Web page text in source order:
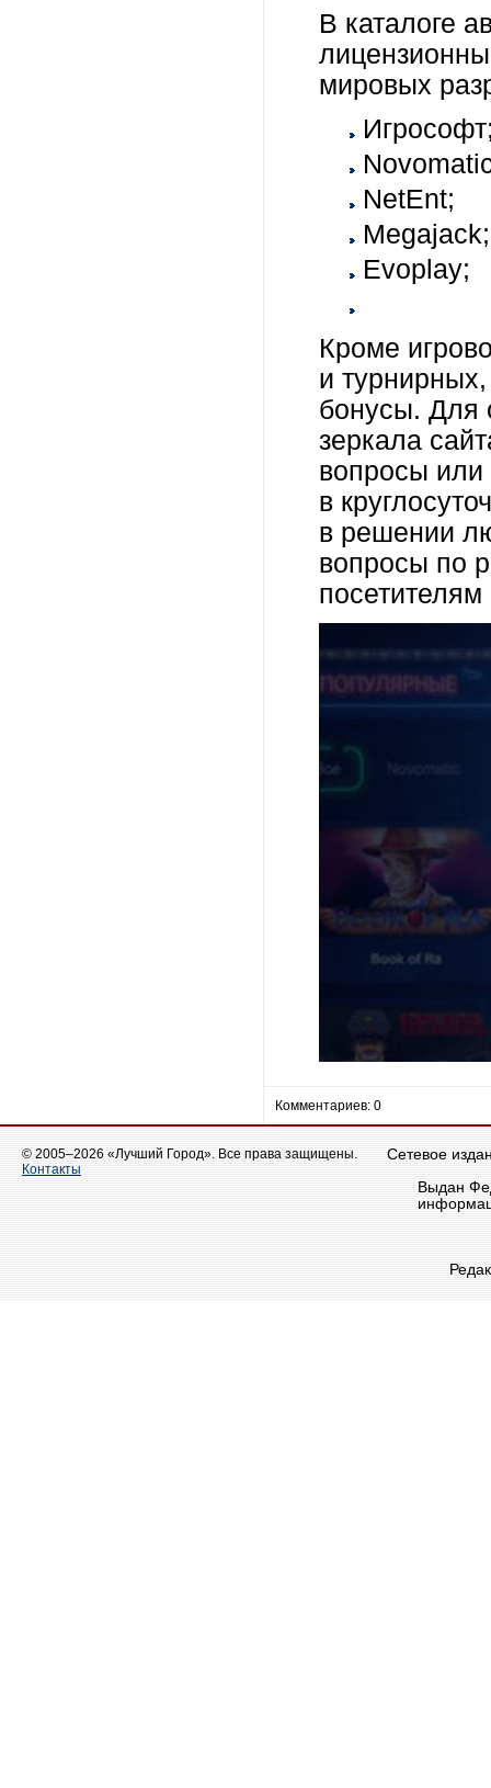
В каталоге
мировых
NetEnt;
Megajack;
Evoplay;
Кроме
и
бонусы. Для
зеркала
вопросы или
в
в решении
вопросы по
Комментариев: 0
© 2005–2026 «Лучший Город». Все права защищены.
Контакты
Сетевое
Выдан